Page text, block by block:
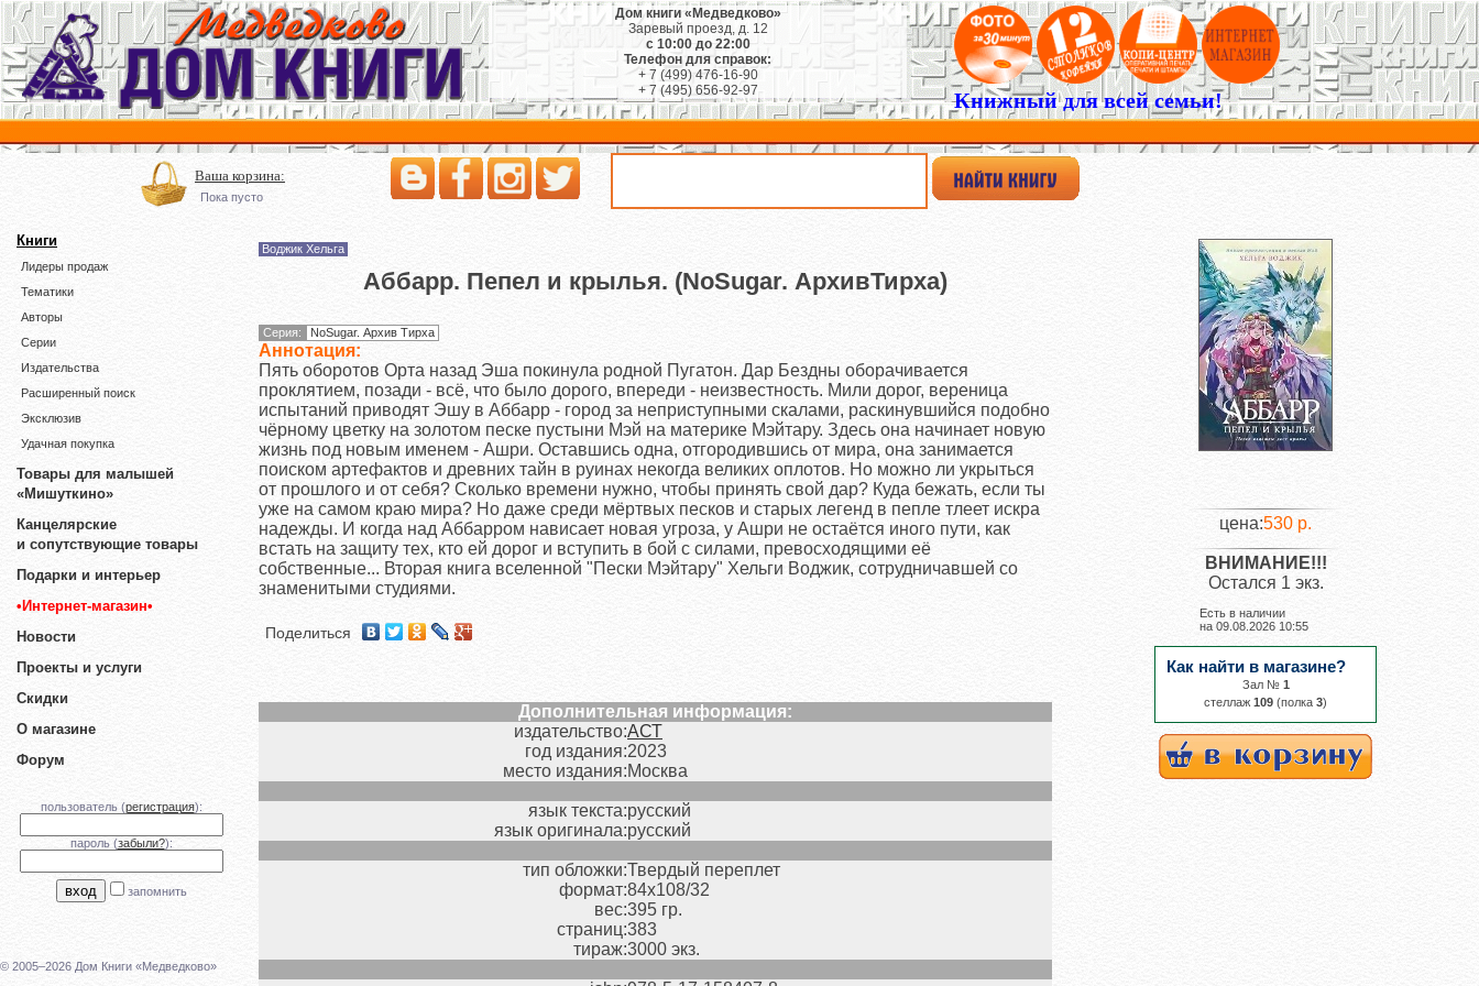
Дом книги «Медведково»
Заревый проезд, д. 12
с 10:00 до 22:00
Телефон для справок:
+ 7 (499) 476-16-90
+ 7 (495) 656-92-97
Книжный для всей семьи!
Ваша корзина:
Пока пусто
Книги
Лидеры продаж
Тематики
Авторы
Серии
Издательства
Расширенный поиск
Эксклюзив
Удачная покупка
Товары для малышей
«Мишуткино»
Канцелярские
и сопутствующие товары
Подарки и интерьер
•Интернет-магазин•
Новости
Проекты и услуги
Скидки
О магазине
Форум
пользователь (регистрация):
пароль (забыли?):
запомнить
© 2005–2026 Дом Книги «Медведково»
Воджик Хельга
Аббарр. Пепел и крылья. (NoSugar. АрхивТирха)
Серия: NoSugar. Архив Тирха
Аннотация:
Пять оборотов Орта назад Эша покинула родной Пугатон. Дар Бездны оборачивается
проклятием, позади - всё, что было дорого, впереди - неизвестность. Мили дорог, вереница
испытаний приводят Эшу в Аббарр - город за неприступными скалами, раскинувшийся подобно
чёрному цветку на золотом песке пустыни Мэй на материке Мэйтару. Здесь она начинает новую
жизнь под новым именем - Ашри. Оставшись одна, отгородившись от мира, она занимается
поиском артефактов и древних тайн в руинах некогда великих оплотов. Но можно ли укрыться
от прошлого и от себя? Сколько времени нужно, чтобы принять свой дар? Куда бежать, если ты
уже на самом краю мира? Но даже среди мёртвых песков и старых легенд в пепле тлеет искра
надежды. И когда над Аббарром нависает новая угроза, у Ашри не остаётся иного пути, как
встать на защиту тех, кто ей дорог и вступить в бой с силами, превосходящими её
собственные... Вторая книга вселенной "Пески Мэйтару" Хельги Воджик, сотрудничавшей со
знаменитыми студиями.
Поделиться
Дополнительная информация:
издательство:АСТ
год издания:2023
место издания:Москва
язык текста:русский
язык оригинала:русский
тип обложки:Твердый переплет
формат:84х108/32
вес:395 гр.
страниц:383
тираж:3000 экз.
цена:530 р.
ВНИМАНИЕ!!!
Остался 1 экз.
Есть в наличии
на 09.08.2026 10:55
Как найти в магазине?
Зал № 1
cтеллаж 109 (полка 3)